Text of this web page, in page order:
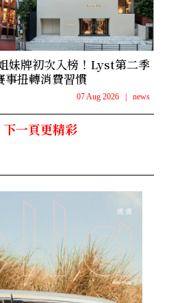
妹牌初次入榜！Lyst第二季
事扭轉消費習慣
07 Aug 2026 | news
一頁更精彩